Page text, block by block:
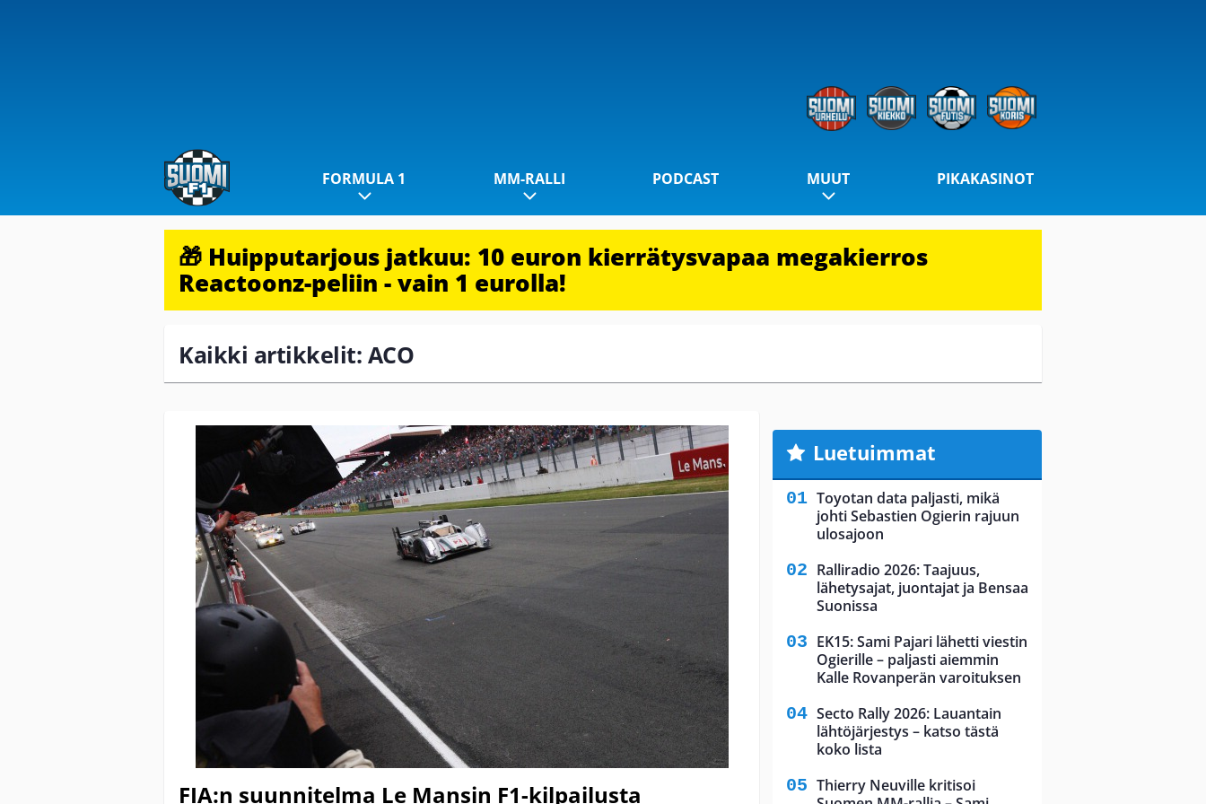
FORMULA 1 MM-RALLI PODCAST MUUT PIKAKASINOT
🎁 Huipputarjous jatkuu: 10 euron kierrätysvapaa megakierros
Reactoonz-peliin - vain 1 eurolla!
Kaikki artikkelit: ACO
FIA:n suunnitelma Le Mansin F1-kilpailusta
Luetuimmat
Toyotan data paljasti, mikä
johti Sebastien Ogierin rajuun
ulosajoon
Ralliradio 2026: Taajuus,
lähetysajat, juontajat ja Bensaa
Suonissa
EK15: Sami Pajari lähetti viestin
Ogierille – paljasti aiemmin
Kalle Rovanperän varoituksen
Secto Rally 2026: Lauantain
lähtöjärjestys – katso tästä
koko lista
Thierry Neuville kritisoi